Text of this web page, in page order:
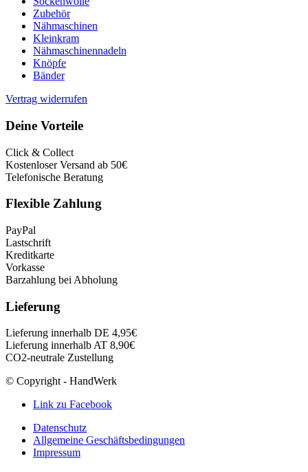
Zubehör
Nähmaschinen
Kleinkram
Nähmaschinennadeln
Knöpfe
Bänder
Vertrag widerrufen
Deine Vorteile
Click & Collect
Kostenloser Versand ab 50€
Telefonische Beratung
Flexible Zahlung
PayPal
Lastschrift
Kreditkarte
Vorkasse
Barzahlung bei Abholung
Lieferung
Lieferung innerhalb DE 4,95€
Lieferung innerhalb AT 8,90€
CO2-neutrale Zustellung
© Copyright - HandWerk
Link zu Facebook
Datenschutz
Allgemeine Geschäftsbedingungen
Impressum